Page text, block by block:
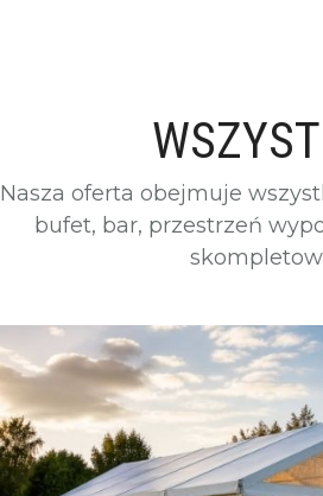
Nasza oferta obejmuje
bufet, bar, przestrzeń